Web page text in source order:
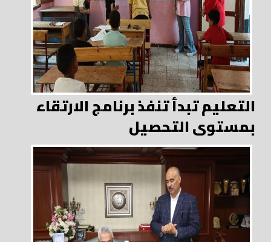
التعليم تبدأ تنفذ برنامج الارتقاء
بمستوى التحصيل